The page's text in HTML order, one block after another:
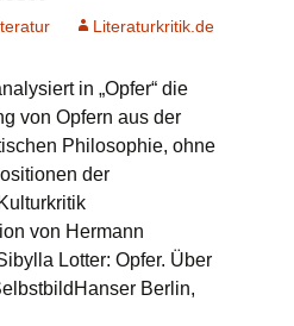
Literaturkritik.de
in „Opfer“ die
von Opfern aus der
Philosophie, ohne
der
von Hermann
Lotter: Opfer. Über
Berlin,